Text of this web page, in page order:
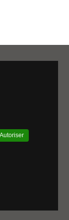
Autoriser